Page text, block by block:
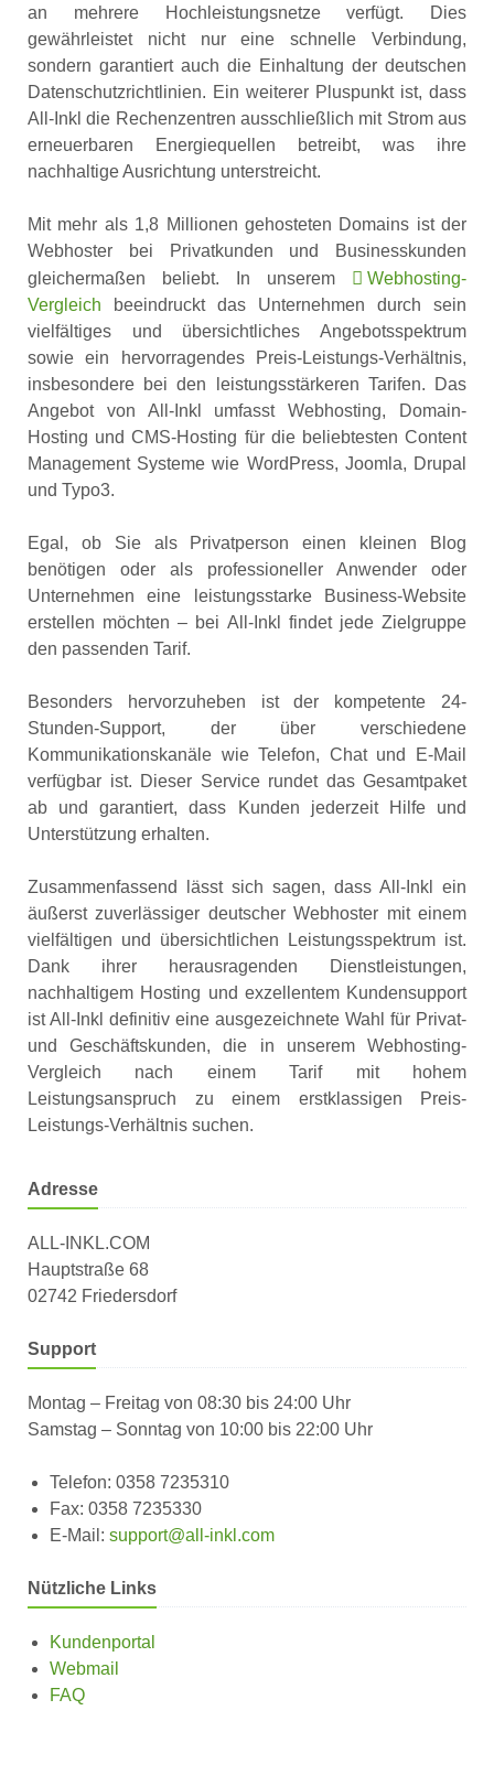
an mehrere Hochleistungsnetze verfügt. Dies
gewährleistet nicht nur eine schnelle Verbindung,
sondern garantiert auch die Einhaltung der deutschen
Datenschutzrichtlinien. Ein weiterer Pluspunkt ist, dass
All-Inkl die Rechenzentren ausschließlich mit Strom aus
erneuerbaren Energiequellen betreibt, was ihre
nachhaltige Ausrichtung unterstreicht.
Mit mehr als 1,8 Millionen gehosteten Domains ist der
Webhoster bei Privatkunden und Businesskunden
gleichermaßen beliebt. In unserem
Webhosting-
Vergleich beeindruckt das Unternehmen durch sein
vielfältiges und übersichtliches Angebotsspektrum
sowie ein hervorragendes Preis-Leistungs-Verhältnis,
insbesondere bei den leistungsstärkeren Tarifen. Das
Angebot von All-Inkl umfasst Webhosting, Domain-
Hosting und CMS-Hosting für die beliebtesten Content
Management Systeme wie WordPress, Joomla, Drupal
und Typo3.
Egal, ob Sie als Privatperson einen kleinen Blog
benötigen oder als professioneller Anwender oder
Unternehmen eine leistungsstarke Business-Website
erstellen möchten – bei All-Inkl findet jede Zielgruppe
den passenden Tarif.
Besonders hervorzuheben ist der kompetente 24-
Stunden-Support, der über verschiedene
Kommunikationskanäle wie Telefon, Chat und E-Mail
verfügbar ist. Dieser Service rundet das Gesamtpaket
ab und garantiert, dass Kunden jederzeit Hilfe und
Unterstützung erhalten.
Zusammenfassend lässt sich sagen, dass All-Inkl ein
äußerst zuverlässiger deutscher Webhoster mit einem
vielfältigen und übersichtlichen Leistungsspektrum ist.
Dank ihrer herausragenden Dienstleistungen,
nachhaltigem Hosting und exzellentem Kundensupport
ist All-Inkl definitiv eine ausgezeichnete Wahl für Privat-
und Geschäftskunden, die in unserem Webhosting-
Vergleich nach einem Tarif mit hohem
Leistungsanspruch zu einem erstklassigen Preis-
Leistungs-Verhältnis suchen.
Adresse
ALL-INKL.COM
Hauptstraße 68
02742 Friedersdorf
Support
Montag – Freitag von 08:30 bis 24:00 Uhr
Samstag – Sonntag von 10:00 bis 22:00 Uhr
Telefon: 0358 7235310
Fax: 0358 7235330
E-Mail: support@all-inkl.com
Nützliche Links
Kundenportal
Webmail
FAQ